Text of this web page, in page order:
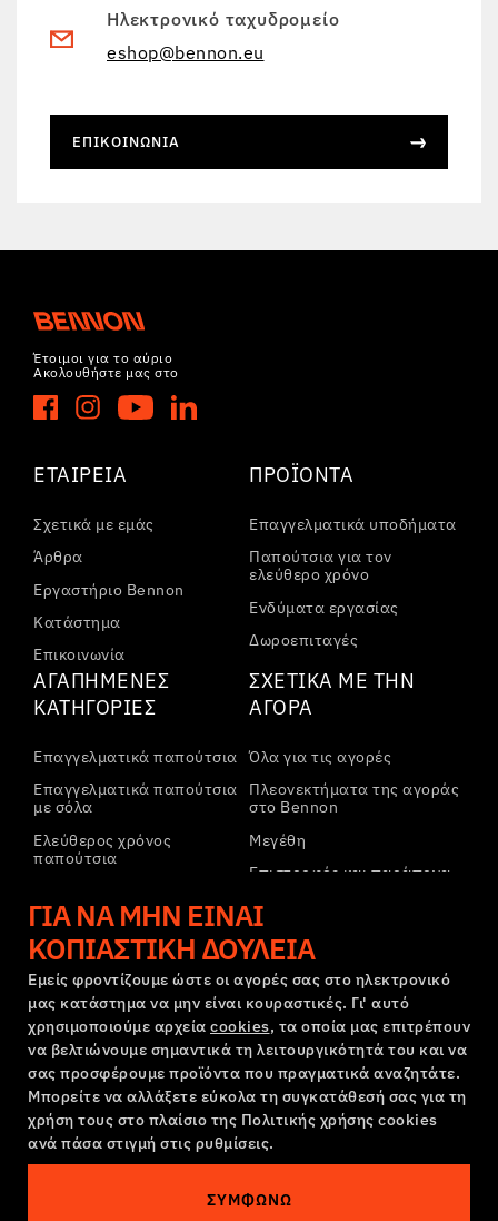
Ηλεκτρονικό ταχυδρομείο
eshop@bennon.eu
ΕΠΙΚΟΙΝΩΝΊΑ
Έτοιμοι για το αύριο
Ακολουθήστε μας στο
ΕΤΑΙΡΕΊΑ
Σχετικά με εμάς
Άρθρα
Εργαστήριο Bennon
Κατάστημα
Επικοινωνία
ΠΡΟΪΌΝΤΑ
Επαγγελματικά υποδήματα
Παπούτσια για τον
ελεύθερο χρόνο
Ενδύματα εργασίας
Δωροεπιταγές
ΑΓΑΠΗΜΈΝΕΣ
ΚΑΤΗΓΟΡΊΕΣ
Επαγγελματικά παπούτσια
Επαγγελματικά παπούτσια
με σόλα
Ελεύθερος χρόνος
παπούτσια
παπούτσια αστραγάλου
Παντελόνια
Φούτερ
ΣΧΕΤΙΚΆ ΜΕ ΤΗΝ
ΑΓΟΡΆ
Όλα για τις αγορές
Πλεονεκτήματα της αγοράς
στο Bennon
Μεγέθη
Επιστροφές και παράπονα
Μεταφορά και πληρωμή
Εταιρικός λογαριασμός
Εγγραφή στο B2B
Παράπονα και εγγύηση
Όροι και προϋποθέσεις
Πολιτική Παραπόνων
Ρυθμίσεις cookies
GDPR
Ελλάδα | Ελληνική γλώσσα
ΓΙΑ ΝΑ ΜΗΝ ΕΊΝΑΙ
ΚΟΠΙΑΣΤΙΚΉ ΔΟΥΛΕΙΆ
Εμείς φροντίζουμε ώστε οι αγορές σας στο ηλεκτρονικό
μας κατάστημα να μην είναι κουραστικές. Γι' αυτό
χρησιμοποιούμε αρχεία cookies, τα οποία μας επιτρέπουν
να βελτιώνουμε σημαντικά τη λειτουργικότητά του και να
σας προσφέρουμε προϊόντα που πραγματικά αναζητάτε.
Μπορείτε να αλλάξετε εύκολα τη συγκατάθεσή σας για τη
χρήση τους στο πλαίσιο της Πολιτικής χρήσης cookies
ανά πάσα στιγμή στις ρυθμίσεις.
ΣΥΜΦΩΝΏ